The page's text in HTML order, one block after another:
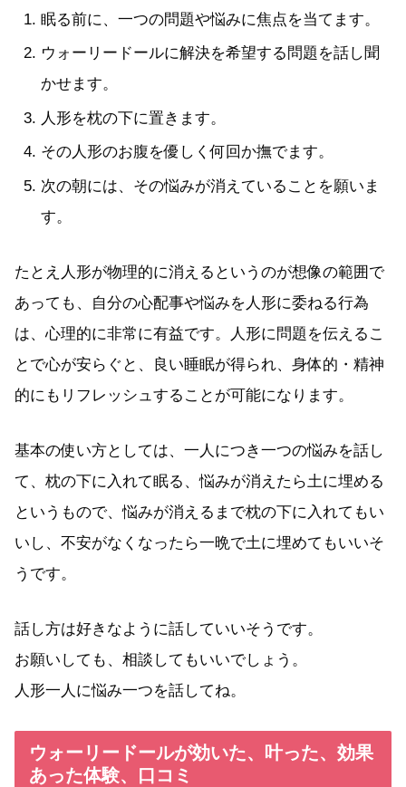
眠る前に、一つの問題や悩みに焦点を当てます。
ウォーリードールに解決を希望する問題を話し聞
かせます。
人形を枕の下に置きます。
その人形のお腹を優しく何回か撫でます。
次の朝には、その悩みが消えていることを願いま
す。
たとえ人形が物理的に消えるというのが想像の範囲で
あっても、自分の心配事や悩みを人形に委ねる行為
は、心理的に非常に有益です。人形に問題を伝えるこ
とで心が安らぐと、良い睡眠が得られ、身体的・精神
的にもリフレッシュすることが可能になります。
基本の使い方としては、一人につき一つの悩みを話し
て、枕の下に入れて眠る、悩みが消えたら土に埋める
というもので、悩みが消えるまで枕の下に入れてもい
いし、不安がなくなったら一晩で土に埋めてもいいそ
うです。
話し方は好きなように話していいそうです。
お願いしても、相談してもいいでしょう。
人形一人に悩み一つを話してね。
ウォーリードールが効いた、叶った、効果
あった体験、口コミ